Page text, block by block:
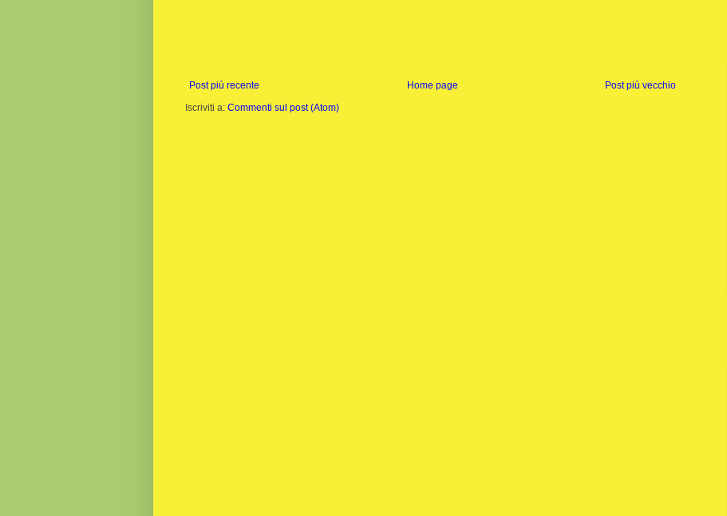
Post più recente Post più vecchio
Home page
Iscriviti a: Commenti sul post (Atom)